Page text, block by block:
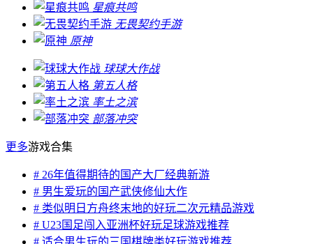
星痕共鸣
无畏契约手游
原神
球球大作战
第五人格
率土之滨
部落冲突
更多游戏合集
# 26年值得期待的国产大厂经典新游
# 男生爱玩的国产武侠修仙大作
# 类似明日方舟终末地的好玩二次元精品游戏
# U23国足闯入亚洲杯好玩足球游戏推荐
# 适合男生玩的三国棋牌类好玩游戏推荐